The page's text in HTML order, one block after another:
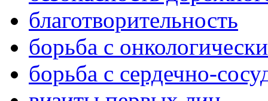
благотворительность
борьба с
борьба с сердечно-